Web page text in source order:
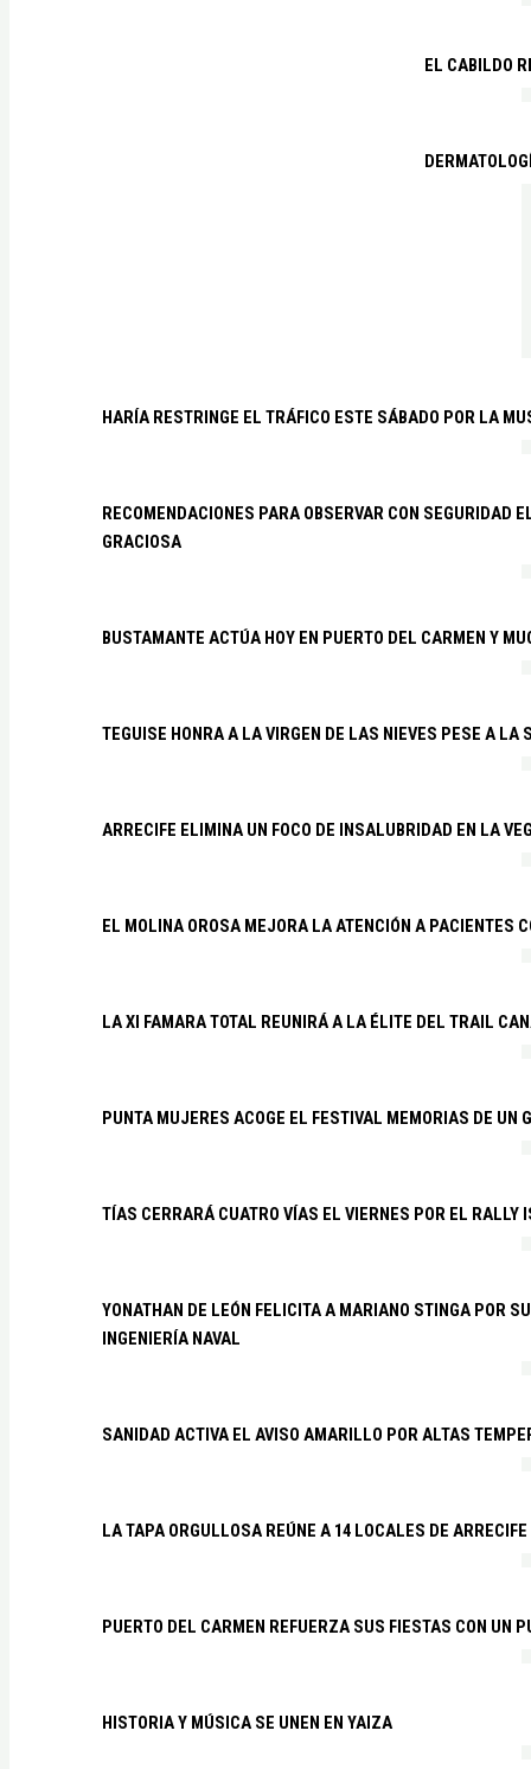
EL CABILDO
HARÍA RESTRINGE EL TRÁFICO ESTE SÁBADO POR LA
RECOMENDACIONES PARA OBSERVAR CON SEGURIDAD
GRACIOSA
BUSTAMANTE ACTÚA HOY EN PUERTO DEL CARMEN Y
TEGUISE HONRA A LA VIRGEN DE LAS NIEVES PESE A LA
ARRECIFE ELIMINA UN FOCO DE INSALUBRIDAD EN LA
EL MOLINA OROSA MEJORA LA ATENCIÓN A PACIENTES
LA XI FAMARA TOTAL REUNIRÁ A LA ÉLITE DEL TRAIL
PUNTA MUJERES ACOGE EL FESTIVAL MEMORIAS DE UN
TÍAS CERRARÁ CUATRO VÍAS EL VIERNES POR EL RALLY
YONATHAN DE LEÓN FELICITA A MARIANO STINGA POR
INGENIERÍA NAVAL
SANIDAD ACTIVA EL AVISO AMARILLO POR ALTAS
LA TAPA ORGULLOSA REÚNE A 14 LOCALES DE ARRECIFE
PUERTO DEL CARMEN REFUERZA SUS FIESTAS CON UN
HISTORIA Y MÚSICA SE UNEN EN YAIZA